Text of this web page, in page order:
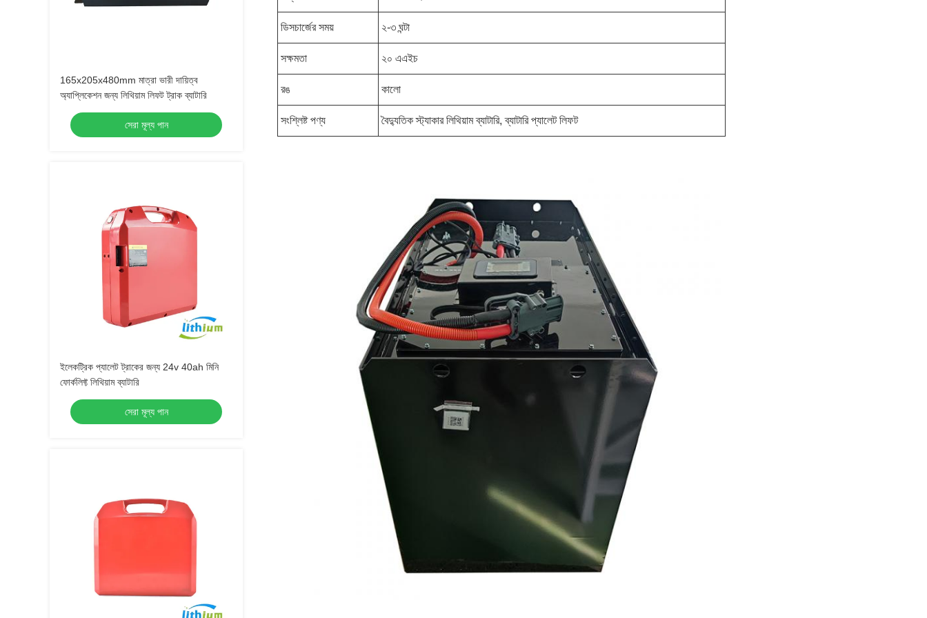
165x205x480mm মাত্রা ভারী দায়িত্ব
অ্যাপ্লিকেশন জন্য লিথিয়াম লিফট ট্রাক ব্যাটারি
সেরা মূল্য পান
ইলেকট্রিক প্যালেট ট্রাকের জন্য 24v 40ah মিনি
ফোর্কলিফ্ট লিথিয়াম ব্যাটারি
সেরা মূল্য পান
ডিসচার্জের সময় ২-৩ ঘন্টা
সক্ষমতা ২০ এএইচ
রঙ কালো
সংশ্লিষ্ট পণ্য বৈদ্যুতিক স্ট্যাকার লিথিয়াম ব্যাটারি, ব্যাটারি প্যালেট লিফট